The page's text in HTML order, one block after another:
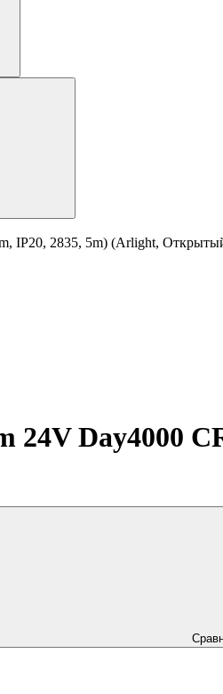
IP20, 2835, 5m) (Arlight,
24V Day4000